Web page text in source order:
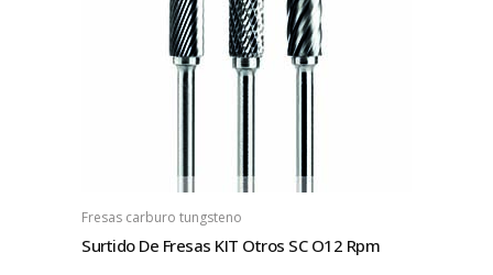
Fresas carburo tungsteno
Surtido De Fresas KIT Otros SC O12 Rpm